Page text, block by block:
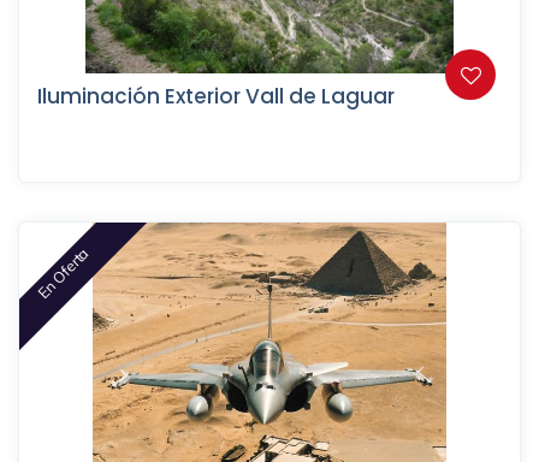
Iluminación Exterior Vall de Laguar
En Oferta